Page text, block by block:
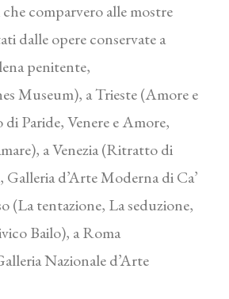
comparvero alle mostre
dalle opere conservate a
penitente,
Museum), a Trieste (Amore e
Paride, Venere e Amore,
a Venezia (Ritratto di
Galleria d’Arte Moderna di Ca’
(La tentazione, La seduzione,
Bailo), a Roma
Nazionale d’Arte